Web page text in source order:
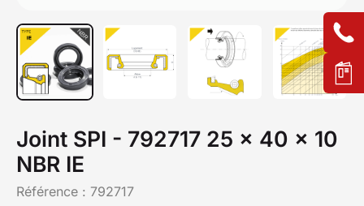
Joint SPI - 792717 25 x 40 x 10
NBR IE
Référence : 792717